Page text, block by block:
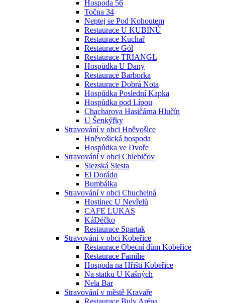
Hospoda 56
Točna 34
Neptej se Pod Kohoutem
Restaurace U KUBINŮ
Restaurace Kuchař
Restaurace Gól
Restaurace TRIANGL
Hospůdka U Dany
Restaurace Barborka
Restaurace Dobrá Nota
Hospůdka Poslední Kapka
Hospůdka pod Lípou
Chacharova Hasičárna Hlučín
U Šenkýřky
Stravování v obci Hněvošice
Hněvošická hospoda
Hospůdka ve Dvoře
Stravování v obci Chlebičov
Slezská Siesta
El Dorádo
Bumbálka
Stravování v obci Chuchelná
Hostinec U Nevřelů
CAFE LUKAS
KáDéčko
Restaurace Spartak
Stravování v obci Kobeřice
Restaurace Obecní dům Kobeřice
Restaurace Familie
Hospoda na Hřišti Kobeřice
Na statku U Kašných
Nela Bar
Stravování v městě Kravaře
Restaurace Buly Aréna